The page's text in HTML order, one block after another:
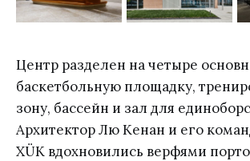
Центр разделен на четыре
баскетбольную площадку,
зону, бассейн и зал для
Архитектор Лю Кенан и его
XÜK вдохновились верфями